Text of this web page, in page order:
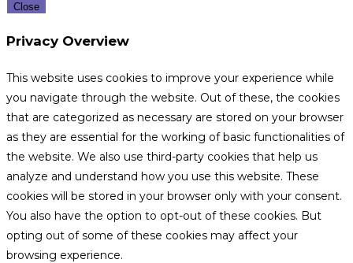
Close
Privacy Overview
This website uses cookies to improve your experience while
you navigate through the website. Out of these, the cookies
that are categorized as necessary are stored on your browser
as they are essential for the working of basic functionalities of
the website. We also use third-party cookies that help us
analyze and understand how you use this website. These
cookies will be stored in your browser only with your consent.
You also have the option to opt-out of these cookies. But
opting out of some of these cookies may affect your
browsing experience.